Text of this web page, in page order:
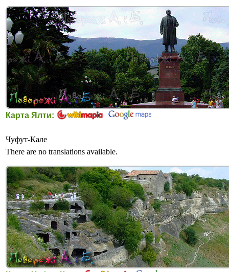
Карта Ялти:
Чуфут-Кале
There are no translations available.